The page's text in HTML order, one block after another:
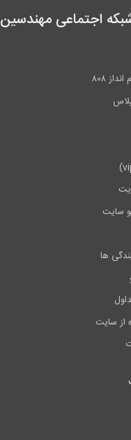
اجتماعی مهندسین 808
۸۰۸
سایت
ها
از سایت